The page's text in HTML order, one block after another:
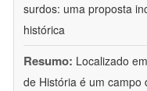
surdos: uma proposta
histórica
Resumo: Localizado
de História é um campo